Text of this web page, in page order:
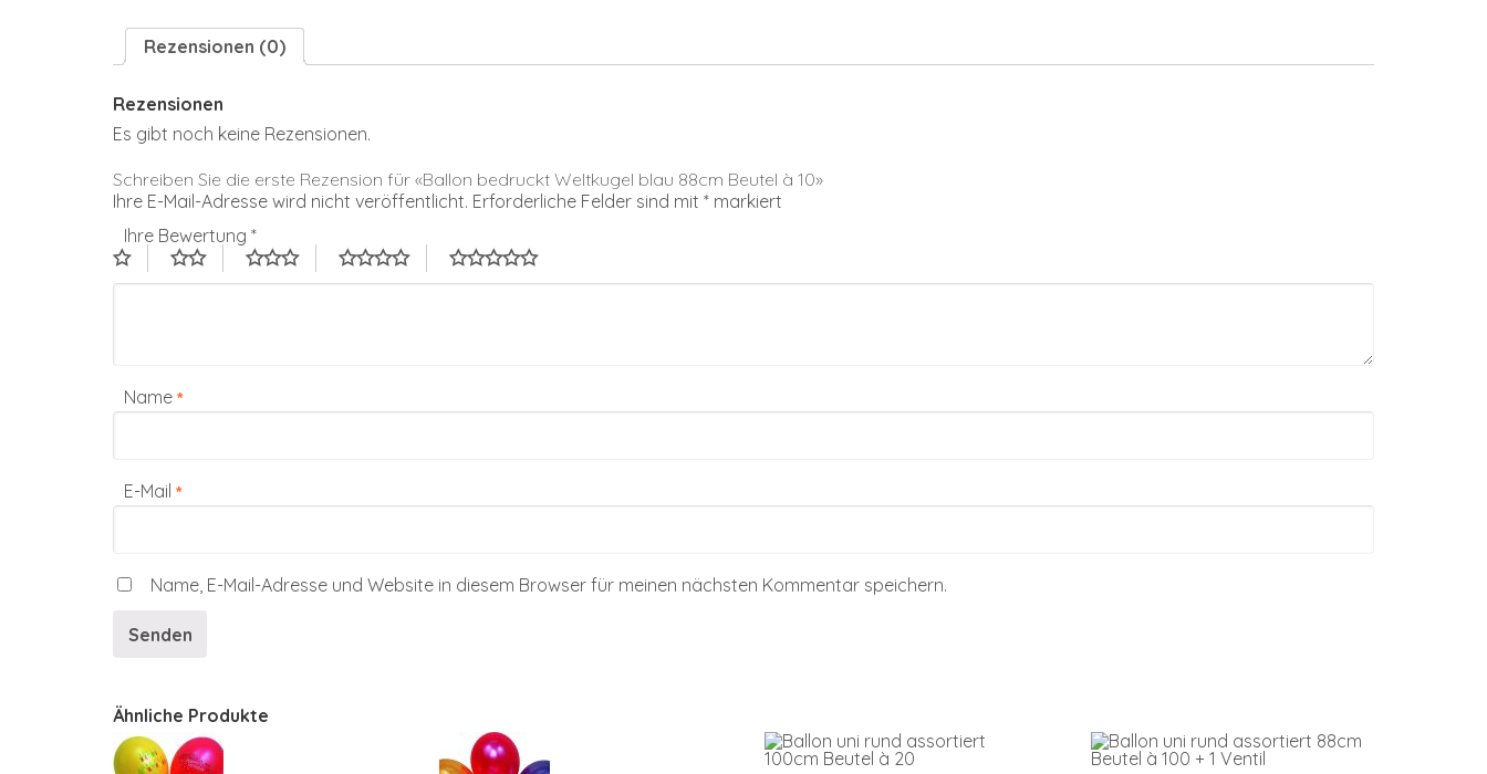
Rezensionen (0)
Rezensionen
Es gibt noch keine Rezensionen.
Schreiben Sie die erste Rezension für «Ballon bedruckt Weltkugel blau 88cm Beutel à 10»
Ihre E-Mail-Adresse wird nicht veröffentlicht. Erforderliche Felder sind mit * markiert
Ihre Bewertung *
Name *
E-Mail *
Name, E-Mail-Adresse und Website in diesem Browser für meinen nächsten Kommentar speichern.
Ähnliche Produkte